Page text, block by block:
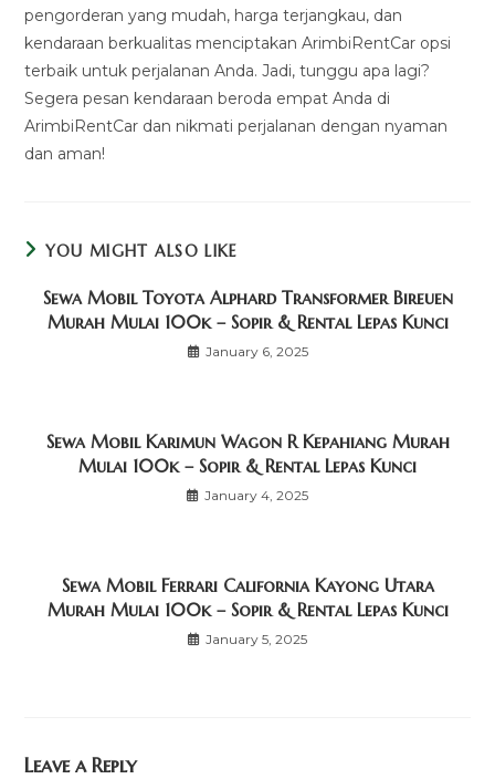
pengorderan yang mudah, harga terjangkau, dan
kendaraan berkualitas menciptakan ArimbiRentCar opsi
terbaik untuk perjalanan Anda. Jadi, tunggu apa lagi?
Segera pesan kendaraan beroda empat Anda di
ArimbiRentCar dan nikmati perjalanan dengan nyaman
dan aman!
YOU MIGHT ALSO LIKE
Sewa Mobil Toyota Alphard Transformer Bireuen
Murah Mulai 100k – Sopir & Rental Lepas Kunci
January 6, 2025
Sewa Mobil Karimun Wagon R Kepahiang Murah
Mulai 100k – Sopir & Rental Lepas Kunci
January 4, 2025
Sewa Mobil Ferrari California Kayong Utara
Murah Mulai 100k – Sopir & Rental Lepas Kunci
January 5, 2025
Leave a Reply